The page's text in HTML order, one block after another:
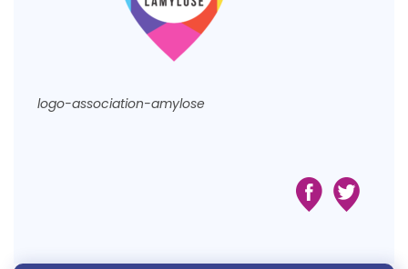
logo-association-amylose